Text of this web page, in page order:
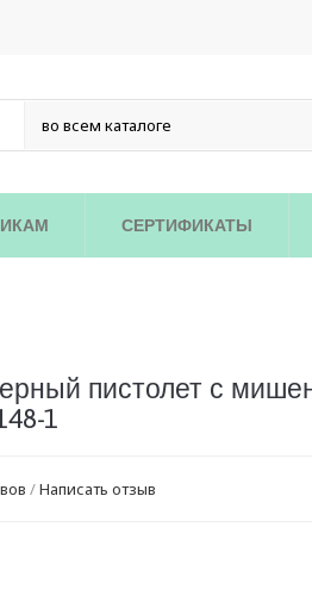
СЕРТИФИКАТЫ
пистолет с
1
/Написать отзыв